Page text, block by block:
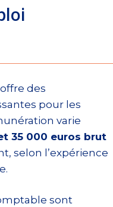
des
pour les
varie
35 000 euros brut
selon l’expérience
sont